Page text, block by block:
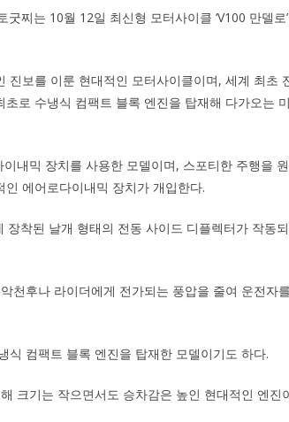
찌는 10월 12일 최신형 모터사이클 ‘V100 만델로
진보를 이룬 현대적인 모터사이클이며, 세계 최초
로 수냉식 컴팩트 블록 엔진을 탑재해 다가오는
내믹 장치를 사용한 모델이며, 스포티한 주행을
에어로다이내믹 장치가 개입한다.
착된 날개 형태의 전동 사이드 디플렉터가 작동
천후나 라이더에게 전가되는 풍압을 줄여 운전자
식 컴팩트 블록 엔진을 탑재한 모델이기도 하다.
크기는 작으면서도 승차감은 높인 현대적인 엔진